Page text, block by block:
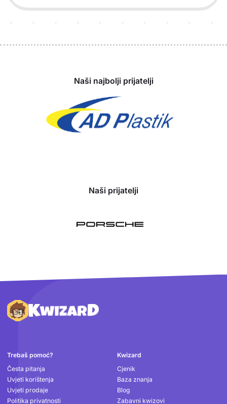
Naši najbolji prijatelji
Naši prijatelji
Podnožje
Trebaš pomoć?
Česta pitanja
Uvjeti korištenja
Uvjeti prodaje
Politika privatnosti
Kwizard
Cjenik
Baza znanja
Blog
Zabavni kwizovi